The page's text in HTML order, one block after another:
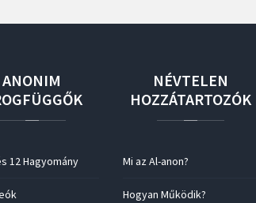
ANONIM
12 Hagyomány
NÉVTELEN
HOZZÁTARTOZÓK
Mi az Al-anon?
Hogyan Működik?